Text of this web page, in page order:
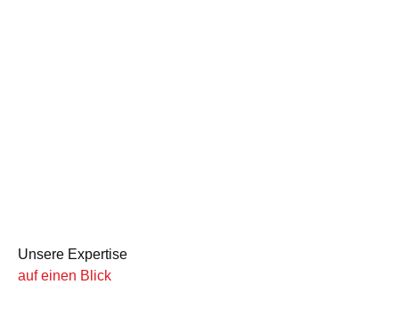
Unsere Expertise
auf einen Blick